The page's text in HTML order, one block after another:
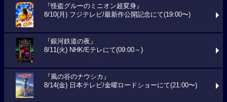
『怪盗グルーのミニオン超変身』
8/10(月) フジテレビ/最新作公開記念にて(19:00〜)
『銀河鉄道の夜』
8/11(火) NHK/Eテレにて(09:00～)
『風の谷のナウシカ』
8/14(金) 日本テレビ/金曜ロードショーにて(21:00〜)